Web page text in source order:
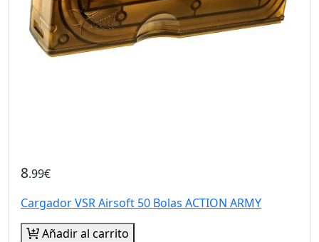
8.99€
Cargador VSR Airsoft 50 Bolas ACTION ARMY
Añadir al carrito